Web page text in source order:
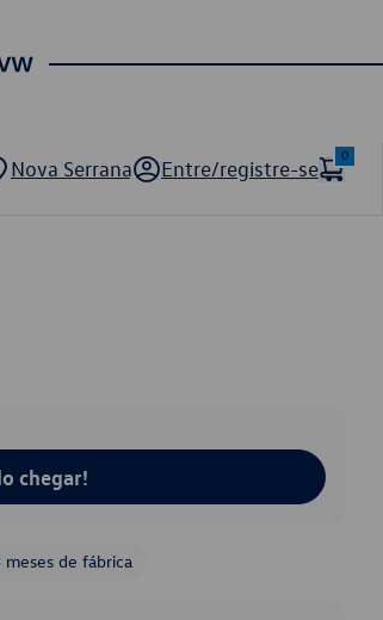
Nova Serrana Entre/registre-se
0
chegar!
meses de fábrica